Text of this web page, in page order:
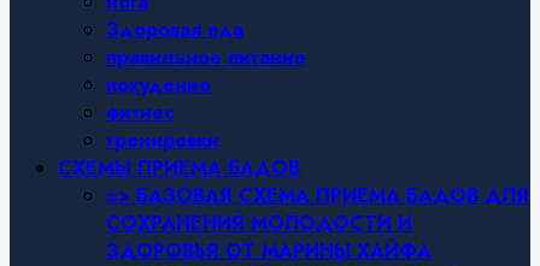
Здоровая еда
правильное питание
похудение
фитнес
тренировки
СХЕМЫ ПРИЕМА БАДОВ
=> БАЗОВАЯ СХЕМА ПРИЕМА БАДОВ ДЛЯ
СОХРАНЕНИЯ МОЛОДОСТИ И
ЗДОРОВЬЯ ОТ МАРИНЫ ХАЙФА